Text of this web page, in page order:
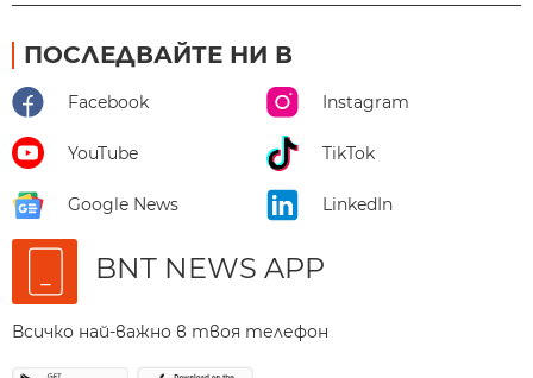
ПОСЛЕДВАЙТЕ НИ В
Facebook Instagram
YouTube TikTok
Google News LinkedIn
BNT NEWS APP
Всичко най-важно в твоя телефон